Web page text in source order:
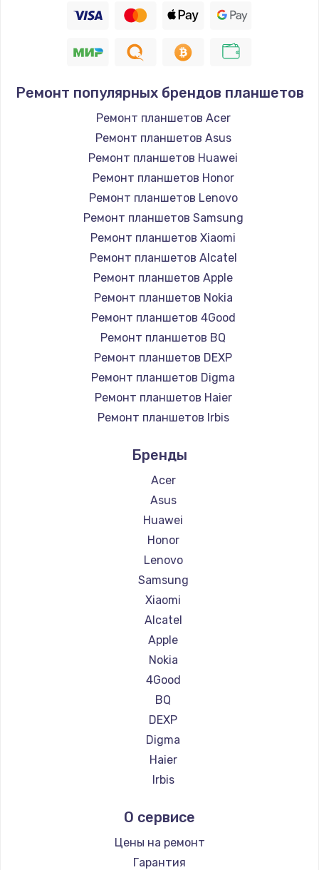
Ремонт популярных брендов планшетов
Ремонт планшетов Acer
Ремонт планшетов Asus
Ремонт планшетов Huawei
Ремонт планшетов Honor
Ремонт планшетов Lenovo
Ремонт планшетов Samsung
Ремонт планшетов Xiaomi
Ремонт планшетов Alcatel
Ремонт планшетов Apple
Ремонт планшетов Nokia
Ремонт планшетов 4Good
Ремонт планшетов BQ
Ремонт планшетов DEXP
Ремонт планшетов Digma
Ремонт планшетов Haier
Ремонт планшетов Irbis
Ремонт планшетов Microsoft
Ремонт планшетов BlackView
Ремонт планшетов Amazon
Ремонт планшетов Aquarius
Ремонт планшетов Philips
Ремонт планшетов Dell
Ремонт планшетов HP
Ремонт планшетов Getac
Ремонт планшетов ZTE
Ремонт планшетов Google
Ремонт планшетов Navitel
Ремонт планшетов Teclast
Ремонт планшетов CHUWI
Бренды
Acer
Asus
Huawei
Honor
Lenovo
Samsung
Xiaomi
Alcatel
Apple
Nokia
4Good
BQ
DEXP
Digma
Haier
Irbis
Microsoft
BlackView
Amazon
О сервисе
Цены на ремонт
Гарантия